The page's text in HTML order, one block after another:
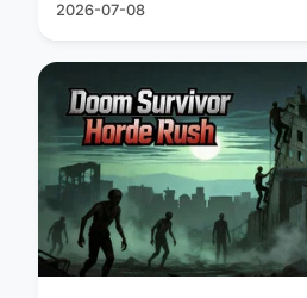
2026-07-08